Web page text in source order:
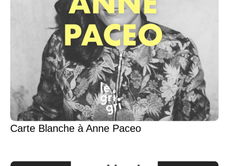
Carte Blanche à Anne Paceo